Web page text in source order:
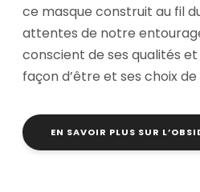
ce masque construit au fil
attentes de notre
conscient de ses qualités
façon d’être et ses choix de
EN SAVOIR PLUS SUR